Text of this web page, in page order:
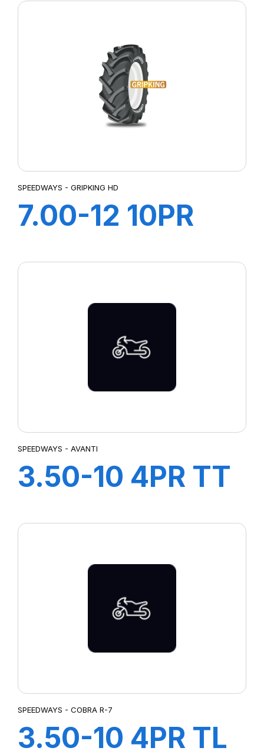
SPEEDWAYS - GRIPKING HD
7.00-12 10PR
SPEEDWAYS - AVANTI
3.50-10 4PR TT
SPEEDWAYS - COBRA R-7
3.50-10 4PR TL